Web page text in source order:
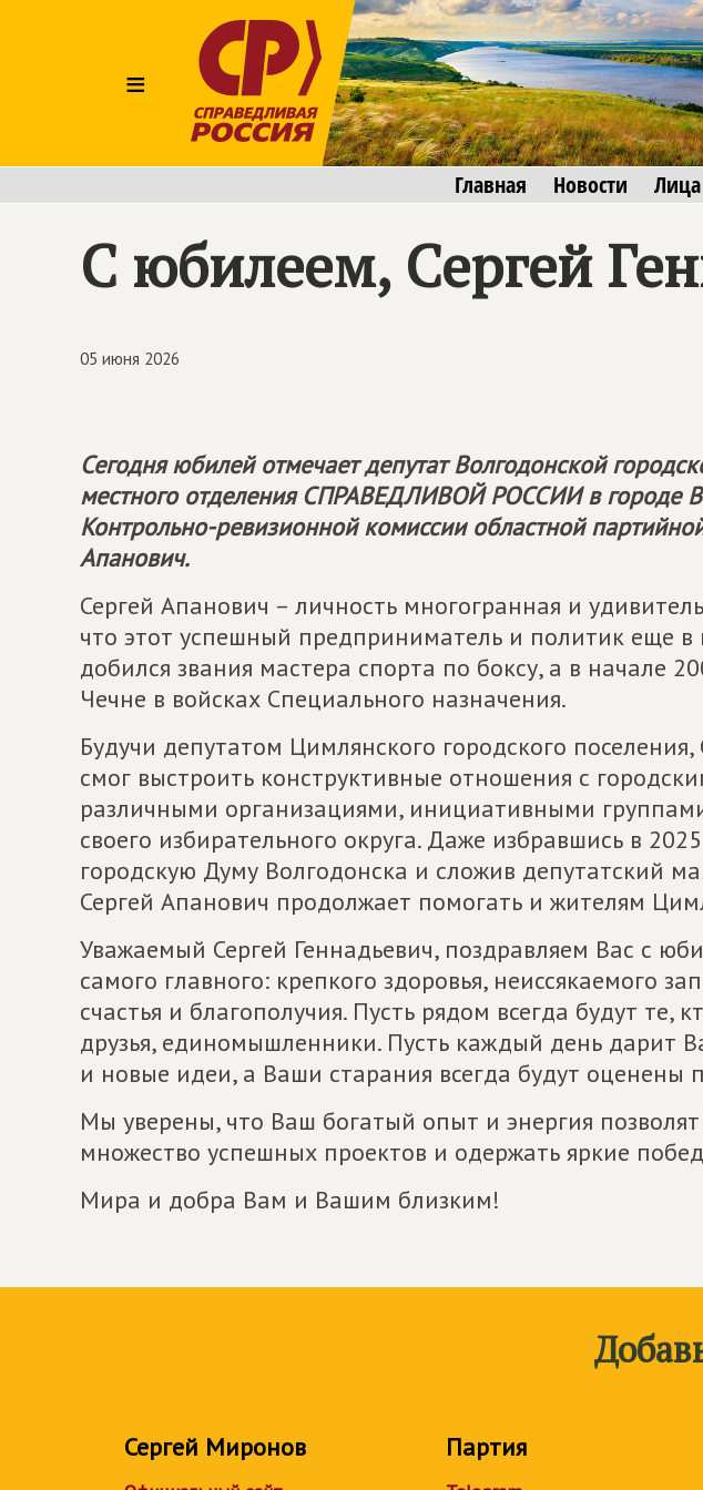
≡
Главная Новости Лица
С юбилеем, Сергей
05 июня 2026
Сегодня юбилей отмечает депутат Волгодонской
местного отделенияСПРАВЕДЛИВОЙ РОССИИв городе
Контрольно-ревизионной комиссии областной
Апанович.
Сергей Апанович – личность многогранная и
что этот успешный предприниматель и политик еще
добился звания мастера спорта по боксу, а в начале
Чечне в войсках Специального назначения.
Будучи депутатом Цимлянского городского поселения,
смог выстроить конструктивные отношения с
различными организациями, инициативными
своего избирательного округа. Даже избравшись в
городскую Думу Волгодонска и сложив депутатский
Сергей Апанович продолжает помогать и жителям
Уважаемый Сергей Геннадьевич, поздравляем Вас с
самого главного: крепкого здоровья, неиссякаемого
счастья и благополучия. Пусть рядом всегда будут те,
друзья, единомышленники. Пусть каждый день дарит
и новые идеи, а Ваши старания всегда будут оценены
Мы уверены, что Ваш богатый опыт и энергия
множество успешных проектов и одержать яркие
Мира и добра Вам и Вашим близким!
Сергей Миронов Партия